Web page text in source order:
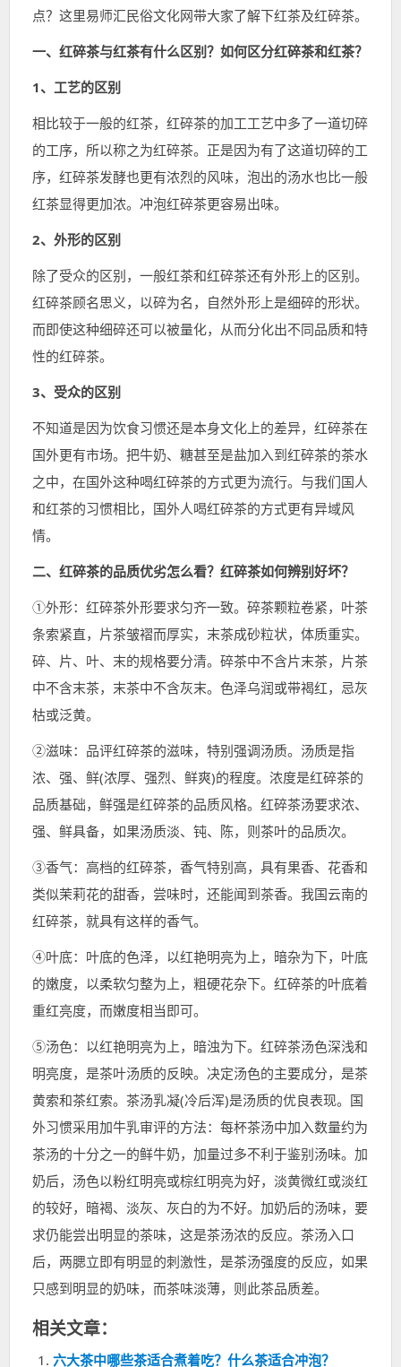
点？这里易师汇民俗文化网带大家了解下红茶及红碎茶。
一、红碎茶与红茶有什么区别？如何区分红碎茶和红茶？
1、工艺的区别
相比较于一般的红茶，红碎茶的加工工艺中多了一道切碎
的工序，所以称之为红碎茶。正是因为有了这道切碎的工
序，红碎茶发酵也更有浓烈的风味，泡出的汤水也比一般
红茶显得更加浓。冲泡红碎茶更容易出味。
2、外形的区别
除了受众的区别，一般红茶和红碎茶还有外形上的区别。
红碎茶顾名思义，以碎为名，自然外形上是细碎的形状。
而即使这种细碎还可以被量化，从而分化出不同品质和特
性的红碎茶。
3、受众的区别
不知道是因为饮食习惯还是本身文化上的差异，红碎茶在
国外更有市场。把牛奶、糖甚至是盐加入到红碎茶的茶水
之中，在国外这种喝红碎茶的方式更为流行。与我们国人
和红茶的习惯相比，国外人喝红碎茶的方式更有异域风
情。
二、红碎茶的品质优劣怎么看？红碎茶如何辨别好坏？
①外形：红碎茶外形要求匀齐一致。碎茶颗粒卷紧，叶茶
条索紧直，片茶皱褶而厚实，末茶成砂粒状，体质重实。
碎、片、叶、末的规格要分清。碎茶中不含片末茶，片茶
中不含末茶，末茶中不含灰末。色泽乌润或带褐红，忌灰
枯或泛黄。
②滋味：品评红碎茶的滋味，特别强调汤质。汤质是指
浓、强、鲜(浓厚、强烈、鲜爽)的程度。浓度是红碎茶的
品质基础，鲜强是红碎茶的品质风格。红碎茶汤要求浓、
强、鲜具备，如果汤质淡、钝、陈，则茶叶的品质次。
③香气：高档的红碎茶，香气特别高，具有果香、花香和
类似茉莉花的甜香，尝味时，还能闻到茶香。我国云南的
红碎茶，就具有这样的香气。
④叶底：叶底的色泽，以红艳明亮为上，暗杂为下，叶底
的嫩度，以柔软匀整为上，粗硬花杂下。红碎茶的叶底着
重红亮度，而嫩度相当即可。
⑤汤色：以红艳明亮为上，暗浊为下。红碎茶汤色深浅和
明亮度，是茶叶汤质的反映。决定汤色的主要成分，是茶
黄索和茶红索。茶汤乳凝(冷后浑)是汤质的优良表现。国
外习惯采用加牛乳审评的方法：每杯茶汤中加入数量约为
茶汤的十分之一的鲜牛奶，加量过多不利于鉴别汤味。加
奶后，汤色以粉红明亮或棕红明亮为好，淡黄微红或淡红
的较好，暗褐、淡灰、灰白的为不好。加奶后的汤味，要
求仍能尝出明显的茶味，这是茶汤浓的反应。茶汤入口
后，两腮立即有明显的刺激性，是茶汤强度的反应，如果
只感到明显的奶味，而茶味淡薄，则此茶品质差。
相关文章：
六大茶中哪些茶适合煮着吃？什么茶适合冲泡？